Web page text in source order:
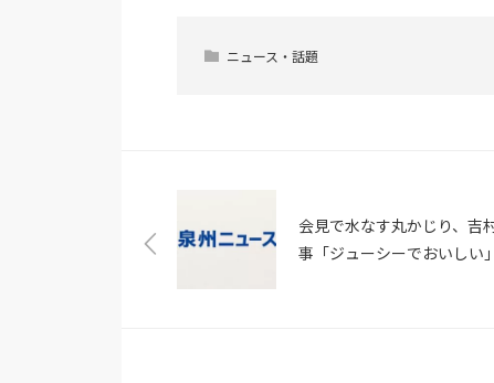
ニュース・話題
会見で水なす丸かじり、吉
事「ジューシーでおいし